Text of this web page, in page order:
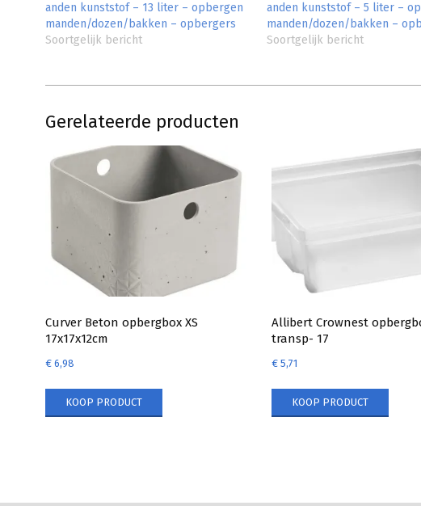
anden kunststof – 13 liter – opbergen
manden/dozen/bakken – opbergers
Soortgelijk bericht
anden kunststof – 5 liter –
manden/dozen/bakken –
Soortgelijk bericht
Gerelateerde producten
Curver Beton opbergbox XS
17x17x12cm
€ 6,98
KOOP PRODUCT
Allibert Crownest
transp- 17
€5,71
KOOP PRODUCT